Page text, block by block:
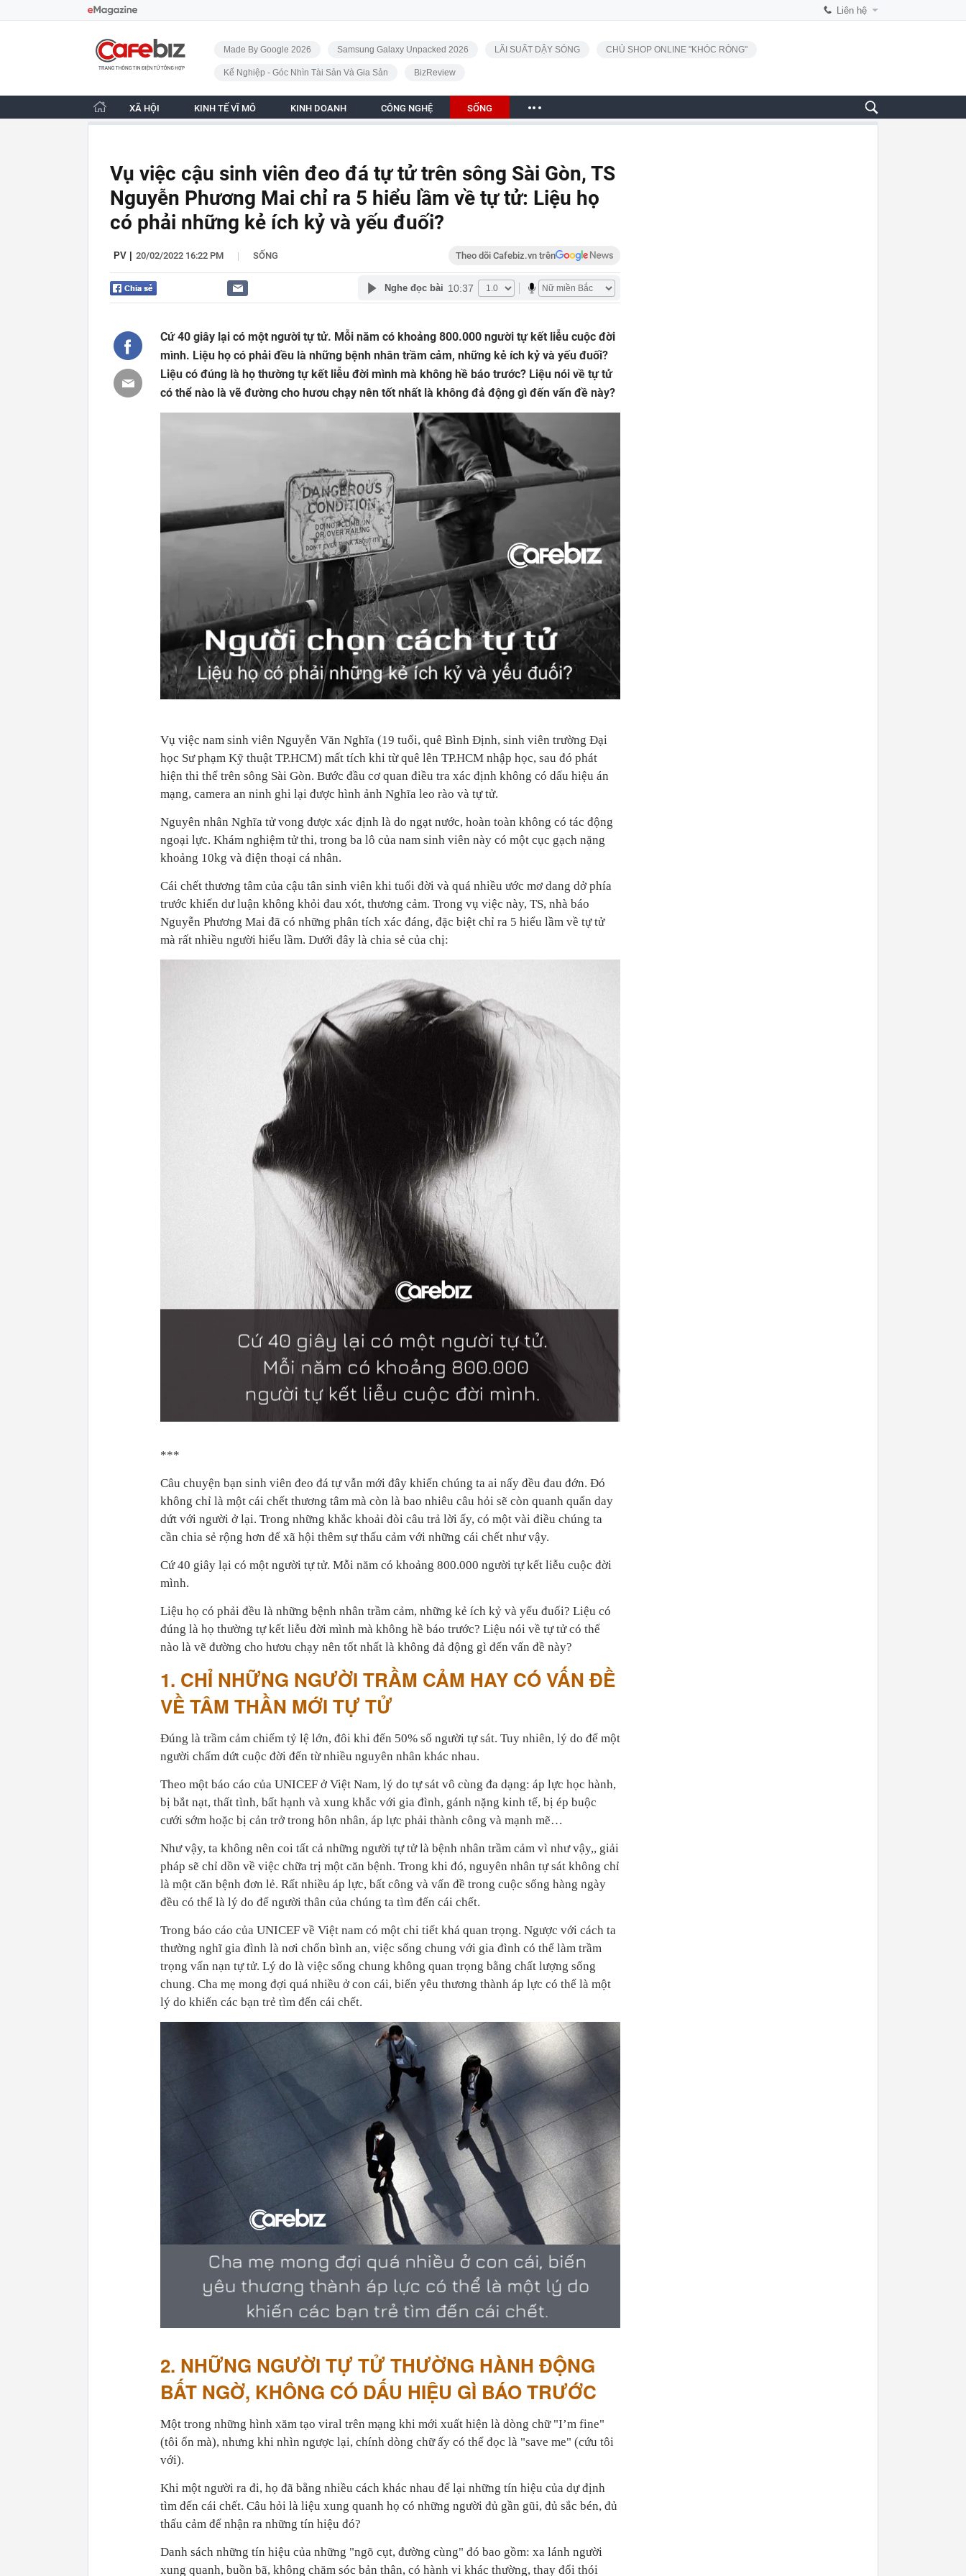
Liên hệ
CafeBiz - Trang chủ
Made By Google 2026 Samsung Galaxy Unpacked 2026 LÃI SUẤT DẬY SÓNG CHỦ SHOP ONLINE "KHÓC RÒNG"
Kế Nghiệp - Góc Nhìn Tài Sản Và Gia Sản BizReview
XÃ HỘI KINH TẾ VĨ MÔ KINH DOANH CÔNG NGHỆ SỐNG
Vụ việc cậu sinh viên đeo đá tự tử trên sông Sài Gòn, TS
Nguyễn Phương Mai chỉ ra 5 hiểu lầm về tự tử: Liệu họ
có phải những kẻ ích kỷ và yếu đuối?
PV 20/02/2022 16:22 PM | SỐNG Theo dõi Cafebiz.vn trên
Nghe đọc bài 10:37
Cứ 40 giây lại có một người tự tử. Mỗi năm có khoảng 800.000 người tự kết liễu cuộc đời
mình. Liệu họ có phải đều là những bệnh nhân trầm cảm, những kẻ ích kỷ và yếu đuối?
Liệu có đúng là họ thường tự kết liễu đời mình mà không hề báo trước? Liệu nói về tự tử
có thể nào là vẽ đường cho hươu chạy nên tốt nhất là không đả động gì đến vấn đề này?
Vụ việc nam sinh viên Nguyễn Văn Nghĩa (19 tuổi, quê Bình Định, sinh viên trường Đại
học Sư phạm Kỹ thuật TP.HCM) mất tích khi từ quê lên TP.HCM nhập học, sau đó phát
hiện thi thể trên sông Sài Gòn. Bước đầu cơ quan điều tra xác định không có dấu hiệu án
mạng, camera an ninh ghi lại được hình ảnh Nghĩa leo rào và tự tử.
Nguyên nhân Nghĩa tử vong được xác định là do ngạt nước, hoàn toàn không có tác động
ngoại lực. Khám nghiệm tử thi, trong ba lô của nam sinh viên này có một cục gạch nặng
khoảng 10kg và điện thoại cá nhân.
Cái chết thương tâm của cậu tân sinh viên khi tuổi đời và quá nhiều ước mơ dang dở phía
trước khiến dư luận không khỏi đau xót, thương cảm. Trong vụ việc này, TS, nhà báo
Nguyễn Phương Mai đã có những phân tích xác đáng, đặc biệt chỉ ra 5 hiểu lầm về tự tử
mà rất nhiều người hiểu lầm. Dưới đây là chia sẻ của chị:
***
Câu chuyện bạn sinh viên đeo đá tự vẫn mới đây khiến chúng ta ai nấy đều đau đớn. Đó
không chỉ là một cái chết thương tâm mà còn là bao nhiêu câu hỏi sẽ còn quanh quẩn day
dứt với người ở lại. Trong những khắc khoải đòi câu trả lời ấy, có một vài điều chúng ta
cần chia sẻ rộng hơn để xã hội thêm sự thấu cảm với những cái chết như vậy.
Cứ 40 giây lại có một người tự tử. Mỗi năm có khoảng 800.000 người tự kết liễu cuộc đời
mình.
Liệu họ có phải đều là những bệnh nhân trầm cảm, những kẻ ích kỷ và yếu đuối? Liệu có
đúng là họ thường tự kết liễu đời mình mà không hề báo trước? Liệu nói về tự tử có thể
nào là vẽ đường cho hươu chạy nên tốt nhất là không đả động gì đến vấn đề này?
1. CHỈ NHỮNG NGƯỜI TRẦM CẢM HAY CÓ VẤN ĐỀ
VỀ TÂM THẦN MỚI TỰ TỬ
Đúng là trầm cảm chiếm tỷ lệ lớn, đôi khi đến 50% số người tự sát. Tuy nhiên, lý do để một
người chấm dứt cuộc đời đến từ nhiều nguyên nhân khác nhau.
Theo một báo cáo của UNICEF ở Việt Nam, lý do tự sát vô cùng đa dạng: áp lực học hành,
bị bắt nạt, thất tình, bất hạnh và xung khắc với gia đình, gánh nặng kinh tế, bị ép buộc
cưới sớm hoặc bị cản trở trong hôn nhân, áp lực phải thành công và mạnh mẽ…
Như vậy, ta không nên coi tất cả những người tự tử là bệnh nhân trầm cảm vì như vậy,, giải
pháp sẽ chỉ dồn về việc chữa trị một căn bệnh. Trong khi đó, nguyên nhân tự sát không chỉ
là một căn bệnh đơn lẻ. Rất nhiều áp lực, bất công và vấn đề trong cuộc sống hàng ngày
đều có thể là lý do để người thân của chúng ta tìm đến cái chết.
Trong báo cáo của UNICEF về Việt nam có một chi tiết khá quan trọng. Ngược với cách ta
thường nghĩ gia đình là nơi chốn bình an, việc sống chung với gia đình có thể làm trầm
trọng vấn nạn tự tử. Lý do là việc sống chung không quan trọng bằng chất lượng sống
chung. Cha mẹ mong đợi quá nhiều ở con cái, biến yêu thương thành áp lực có thể là một
lý do khiến các bạn trẻ tìm đến cái chết.
2. NHỮNG NGƯỜI TỰ TỬ THƯỜNG HÀNH ĐỘNG
BẤT NGỜ, KHÔNG CÓ DẤU HIỆU GÌ BÁO TRƯỚC
Một trong những hình xăm tạo viral trên mạng khi mới xuất hiện là dòng chữ "I’m fine"
(tôi ổn mà), nhưng khi nhìn ngược lại, chính dòng chữ ấy có thể đọc là "save me" (cứu tôi
với).
Khi một người ra đi, họ đã bằng nhiều cách khác nhau để lại những tín hiệu của dự định
tìm đến cái chết. Câu hỏi là liệu xung quanh họ có những người đủ gần gũi, đủ sắc bén, đủ
thấu cảm để nhận ra những tín hiệu đó?
Danh sách những tín hiệu của những "ngõ cụt, đường cùng" đó bao gồm: xa lánh người
xung quanh, buồn bã, không chăm sóc bản thân, có hành vi khác thường, thay đổi thói